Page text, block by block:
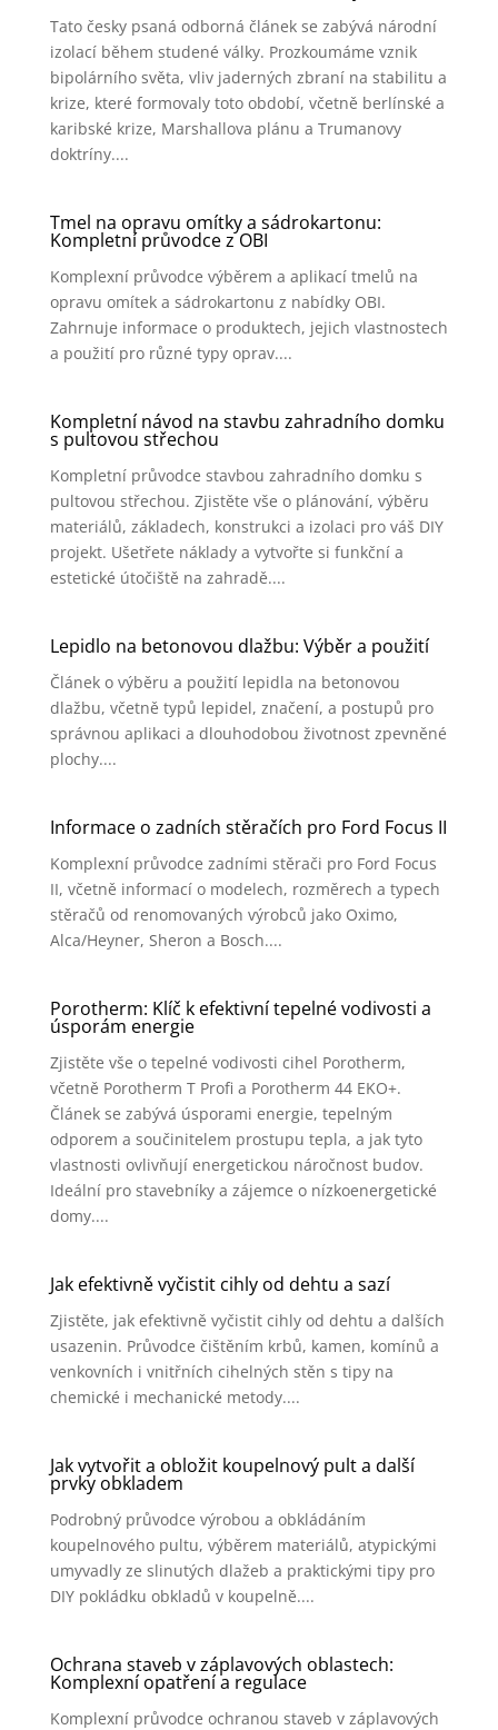
Tato česky psaná odborná článek se zabývá národní
izolací během studené války. Prozkoumáme vznik
bipolárního světa, vliv jaderných zbraní na stabilitu a
krize, které formovaly toto období, včetně berlínské a
karibské krize, Marshallova plánu a Trumanovy
doktríny....
Tmel na opravu omítky a sádrokartonu:
Kompletní průvodce z OBI
Komplexní průvodce výběrem a aplikací tmelů na
opravu omítek a sádrokartonu z nabídky OBI.
Zahrnuje informace o produktech, jejich vlastnostech
a použití pro různé typy oprav....
Kompletní návod na stavbu zahradního domku
s pultovou střechou
Kompletní průvodce stavbou zahradního domku s
pultovou střechou. Zjistěte vše o plánování, výběru
materiálů, základech, konstrukci a izolaci pro váš DIY
projekt. Ušetřete náklady a vytvořte si funkční a
estetické útočiště na zahradě....
Lepidlo na betonovou dlažbu: Výběr a použití
Článek o výběru a použití lepidla na betonovou
dlažbu, včetně typů lepidel, značení, a postupů pro
správnou aplikaci a dlouhodobou životnost zpevněné
plochy....
Informace o zadních stěračích pro Ford Focus II
Komplexní průvodce zadními stěrači pro Ford Focus
II, včetně informací o modelech, rozměrech a typech
stěračů od renomovaných výrobců jako Oximo,
Alca/Heyner, Sheron a Bosch....
Porotherm: Klíč k efektivní tepelné vodivosti a
úsporám energie
Zjistěte vše o tepelné vodivosti cihel Porotherm,
včetně Porotherm T Profi a Porotherm 44 EKO+.
Článek se zabývá úsporami energie, tepelným
odporem a součinitelem prostupu tepla, a jak tyto
vlastnosti ovlivňují energetickou náročnost budov.
Ideální pro stavebníky a zájemce o nízkoenergetické
domy....
Jak efektivně vyčistit cihly od dehtu a sazí
Zjistěte, jak efektivně vyčistit cihly od dehtu a dalších
usazenin. Průvodce čištěním krbů, kamen, komínů a
venkovních i vnitřních cihelných stěn s tipy na
chemické i mechanické metody....
Jak vytvořit a obložit koupelnový pult a další
prvky obkladem
Podrobný průvodce výrobou a obkládáním
koupelnového pultu, výběrem materiálů, atypickými
umyvadly ze slinutých dlažeb a praktickými tipy pro
DIY pokládku obkladů v koupelně....
Ochrana staveb v záplavových oblastech:
Komplexní opatření a regulace
Komplexní průvodce ochranou staveb v záplavových